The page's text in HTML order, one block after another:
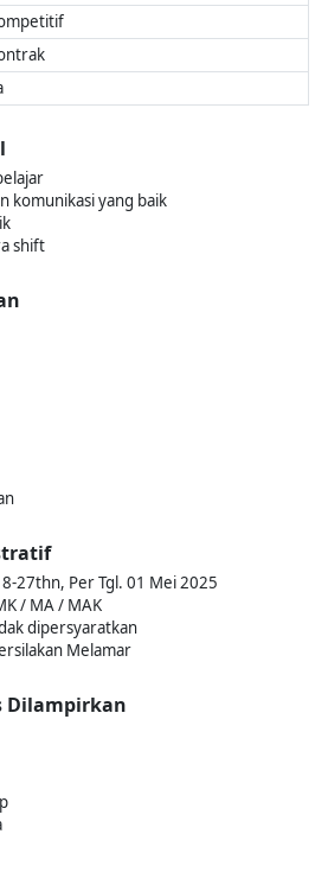
komunikasi yang baik
shift
27thn, Per Tgl. 01 Mei 2025
/ MA / MAK
dipersyaratkan
Melamar
Dilampirkan